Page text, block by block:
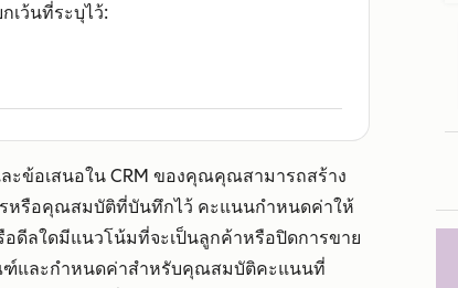
เว้นที่ระบุไว้:
ข้อเสนอใน CRM ของคุณคุณสามารถสร้าง
หรือคุณสมบัติที่บันทึกไว้ คะแนนกำหนดค่าให้
ดีลใดมีแนวโน้มที่จะเป็นลูกค้าหรือปิดการขาย
ฑ์และกำหนดค่าสำหรับคุณสมบัติคะแนนที่